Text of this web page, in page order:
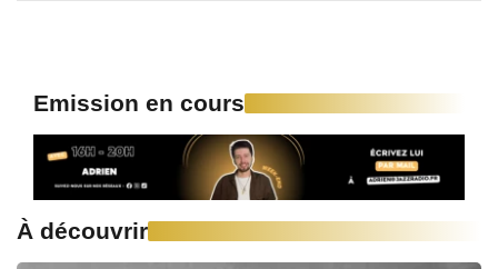
Emission en cours
À découvrir